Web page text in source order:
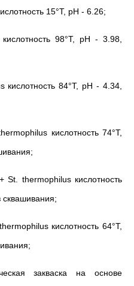
15°Т, рН - 6.26;
98°Т, рН - 3.98,
84°Т, рН - 4.34,
кислотность 74°Т,
thermophilus кислотность
сквашивания;
кислотность 64°Т,
закваска на основе